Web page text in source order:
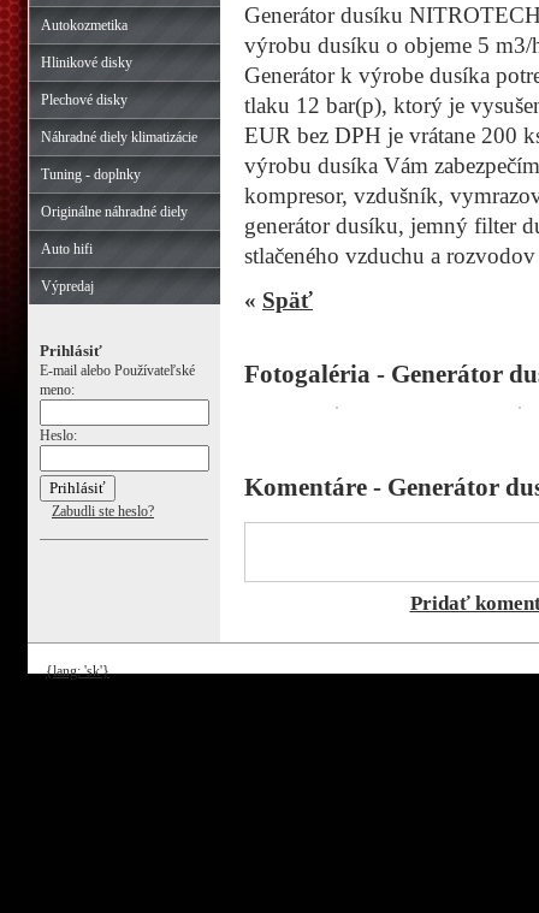
Autokozmetika
Hlinikové disky
Plechové disky
Náhradné diely klimatizácie
Tuning - doplnky
Originálne náhradné diely
Auto hifi
Výpredaj
Prihlásiť
E-mail alebo Používateľské
meno:
Heslo:
Zabudli ste heslo?
Generátor dusíku
výrobu dusíku o objeme 5 m3/
Generátor k výrobe dusíka
tlaku 12 bar(p), ktorý je
EUR bez DPH je vrátane 200
výrobu dusíka Vám
kompresor, vzdušník,
generátor dusíku, jemný filter
stlačeného vzduchu a
« Späť
Fotogaléria - Generátor
Komentáre - Generátor
Pridať
{lang: 'sk'}